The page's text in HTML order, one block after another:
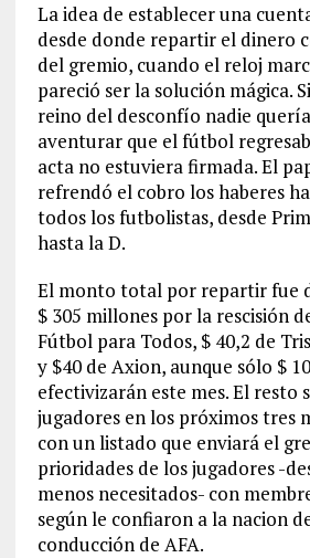
La idea de establecer una
desde donde repartir el dinero
del gremio, cuando el reloj
pareció ser la solución mágica.
reino del desconfío nadie
aventurar que el fútbol
acta no estuviera firmada. El
refrendó el cobro los haberes
todos los futbolistas, desde
hasta la D.
El monto total por repartir fue
$ 305 millones por la rescisión
Fútbol para Todos, $ 40,2 de
y $40 de Axion, aunque sólo $
efectivizarán este mes. El resto
jugadores en los próximos tres
con un listado que enviará el
prioridades de los jugadores -
menos necesitados- con
según le confiaron a la nacion
conducción de AFA.